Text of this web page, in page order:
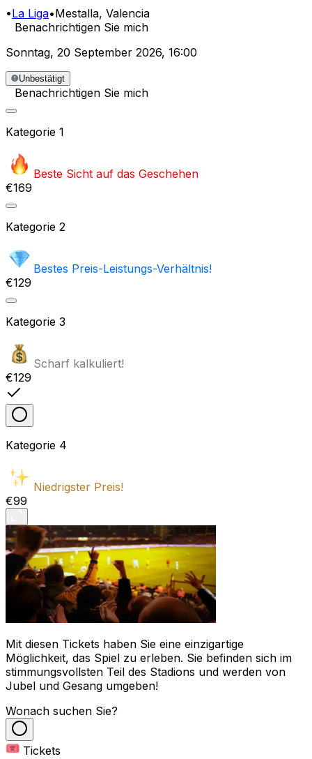
•La Liga•Mestalla, Valencia
Benachrichtigen Sie mich
Sonntag, 20 September 2026, 16:00
Unbestätigt
Benachrichtigen Sie mich
Kategorie 1
Beste Sicht auf das Geschehen
€169
Kategorie 2
Bestes Preis-Leistungs-Verhältnis!
€129
Kategorie 3
Scharf kalkuliert!
€129
Kategorie 4
Niedrigster Preis!
€99
Mit diesen Tickets haben Sie eine einzigartige
Möglichkeit, das Spiel zu erleben. Sie befinden sich im
stimmungsvollsten Teil des Stadions und werden von
Jubel und Gesang umgeben!
Wonach suchen Sie?
Tickets